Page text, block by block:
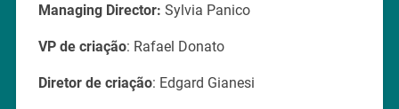
Managing Director: Sylvia Panico
VP de criação: Rafael Donato
Diretor de criação: Edgard Gianesi